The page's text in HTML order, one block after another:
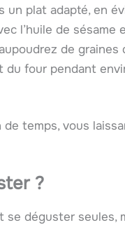
un plat adapté, en
l’huile de sésame
de graines
du four pendant
temps, vous
?
se déguster